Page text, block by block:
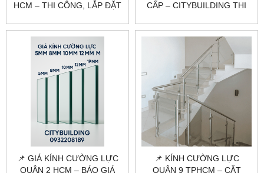
HCM – THI CÔNG, LẮP ĐẶT
CITYBUILDING
CẤP – CITYBUILDING THI
📌 GIÁ KÍNH CƯỜNG LỰC
QUẬN 2 HCM – BÁO GIÁ
📌 KÍNH CƯỜNG LỰC
QUẬN 9 TPHCM – CẮT